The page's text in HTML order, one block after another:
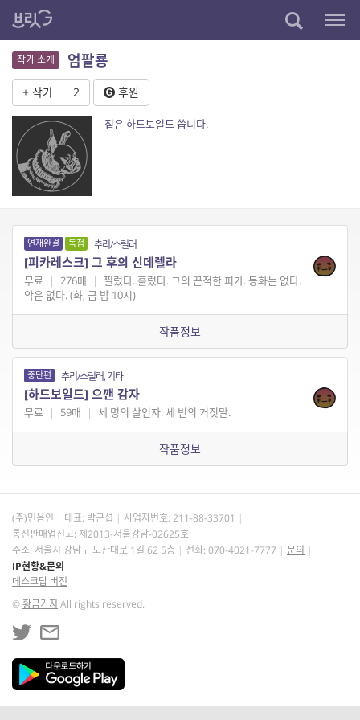
작가 소개 엄팔룡
+ 작가 2 후원
짙은 하드보일드 씁니다.
연재완결 독점 추리/스릴러
[피카레스크] 그 후의 신데렐라
무료 | 276매 |
찔렀다. 흘렀다. 그의 끈적한 피가. 동화는 없다.
악은 없다. (화, 금 밤 10시)
작품정보
중단편 추리/스릴러, 기타
[하드보일드] 으깬 감자
무료 | 59매 | 세 명의 살인자. 세 번의 거짓말.
작품정보
(주)민음인 대표: 박근섭 사업자번호: 211-88-33701
통신판매업신고: 제2013-서울강남-02625호
주소: 서울시 강남구 도산대로 1길 62 5층
전화: 070-4021-7777
문의
IP현황&문의
데스크탑 버전
©황금가지 All rights reserved.